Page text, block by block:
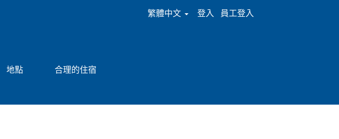
繁體中文 登入 員工登入
地點 合理的住宿